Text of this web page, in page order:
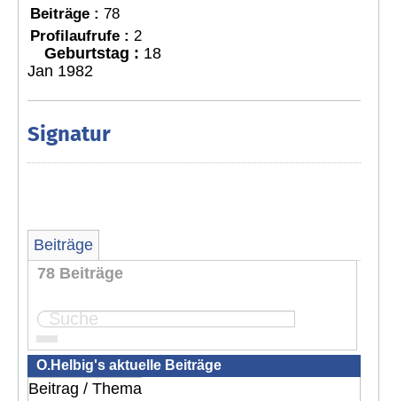
Beiträge : 78
Profilaufrufe : 2
Geburtstag : 18
Jan 1982
Signatur
Beiträge
78 Beiträge
Seite: 1 2 3 4 ...
O.Helbig's aktuelle Beiträge
Beitrag / Thema